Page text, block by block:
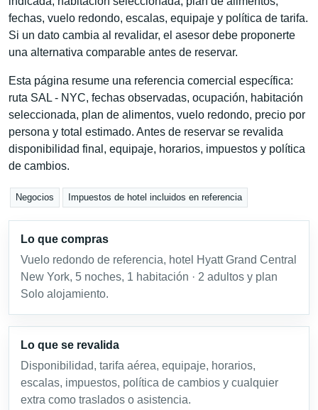
fechas, vuelo redondo, escalas, equipaje y política de tarifa.
Si un dato cambia al revalidar, el asesor debe proponerte
una alternativa comparable antes de reservar.
Esta página resume una referencia comercial específica:
ruta SAL - NYC, fechas observadas, ocupación, habitación
seleccionada, plan de alimentos, vuelo redondo, precio por
persona y total estimado. Antes de reservar se revalida
disponibilidad final, equipaje, horarios, impuestos y política
de cambios.
Negocios Impuestos de hotel incluidos en referencia
Lo que compras
Vuelo redondo de referencia, hotel Hyatt Grand Central
New York, 5 noches, 1 habitación · 2 adultos y plan
Solo alojamiento.
Lo que se revalida
Disponibilidad, tarifa aérea, equipaje, horarios,
escalas, impuestos, política de cambios y cualquier
extra como traslados o asistencia.